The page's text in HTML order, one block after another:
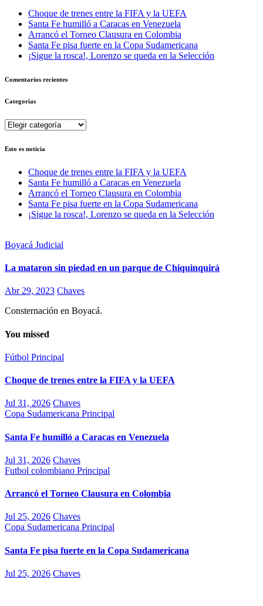
Choque de trenes entre la FIFA y la UEFA
Santa Fe humilló a Caracas en Venezuela
Arrancó el Torneo Clausura en Colombia
Santa Fe pisa fuerte en la Copa Sudamericana
¡Sigue la rosca!, Lorenzo se queda en la Selección
Comentarios recientes
Categorías
Categorías
Esto es noticia
Choque de trenes entre la FIFA y la UEFA
Santa Fe humilló a Caracas en Venezuela
Arrancó el Torneo Clausura en Colombia
Santa Fe pisa fuerte en la Copa Sudamericana
¡Sigue la rosca!, Lorenzo se queda en la Selección
Boyacá Judicial
La mataron sin piedad en un parque de Chiquinquirá
Abr 29, 2023 Chaves
Consternación en Boyacá.
You missed
Fútbol Principal
Choque de trenes entre la FIFA y la UEFA
Jul 31, 2026 Chaves
Copa Sudamericana Principal
Santa Fe humilló a Caracas en Venezuela
Jul 31, 2026 Chaves
Futbol colombiano Principal
Arrancó el Torneo Clausura en Colombia
Jul 25, 2026 Chaves
Copa Sudamericana Principal
Santa Fe pisa fuerte en la Copa Sudamericana
Jul 25, 2026 Chaves